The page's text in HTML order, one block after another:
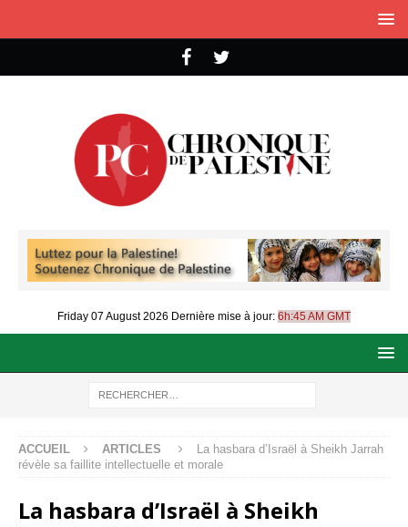
Friday 07 August 2026 Dernière mise à jour: 6h:45 AM GMT
ACCUEIL ARTICLES
La hasbara d’Israël à Sheikh Jarrah
révèle sa faillite intellectuelle et morale
La hasbara d’Israël à Sheikh